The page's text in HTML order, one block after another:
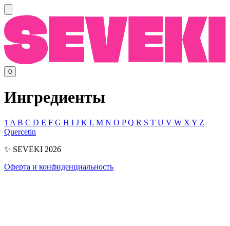
0
Ингредиенты
1 A B C D E F G H I J K L M N O PQ R S T U V W X Y Z
Quercetin
✨ SEVEKI 2026
Оферта и конфиденциальность